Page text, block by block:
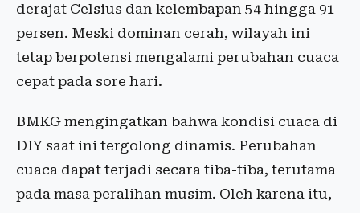
derajat Celsius dan kelembapan 54 hingga 91
persen. Meski dominan cerah, wilayah ini
tetap berpotensi mengalami perubahan cuaca
cepat pada sore hari.
BMKG mengingatkan bahwa kondisi cuaca di
DIY saat ini tergolong dinamis. Perubahan
cuaca dapat terjadi secara tiba-tiba, terutama
pada masa peralihan musim. Oleh karena itu,